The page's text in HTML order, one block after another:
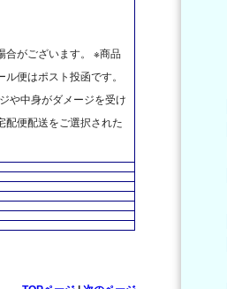
合がございます。 ※商品
便はポスト投函です。
や中身がダメージを受け
配便配送をご選択された